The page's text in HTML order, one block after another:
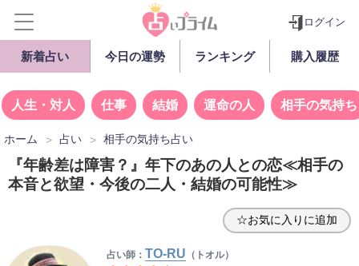
ログイン
新着占い 今日の運勢 ランキング 購入履歴
人生・対人 仕事 結婚 運命の人 相手の気持ち
ホーム 占い 相手の気持ち占い
『年齢差は障害？』年下のあの人との恋≪相手の
本音と欲望・今後の二人・結婚の可能性≫
☆お気に入りに追加
占い師： TO-RU （トオル）